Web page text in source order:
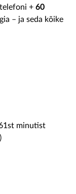
+ 60
– ja seda kõike
minutist